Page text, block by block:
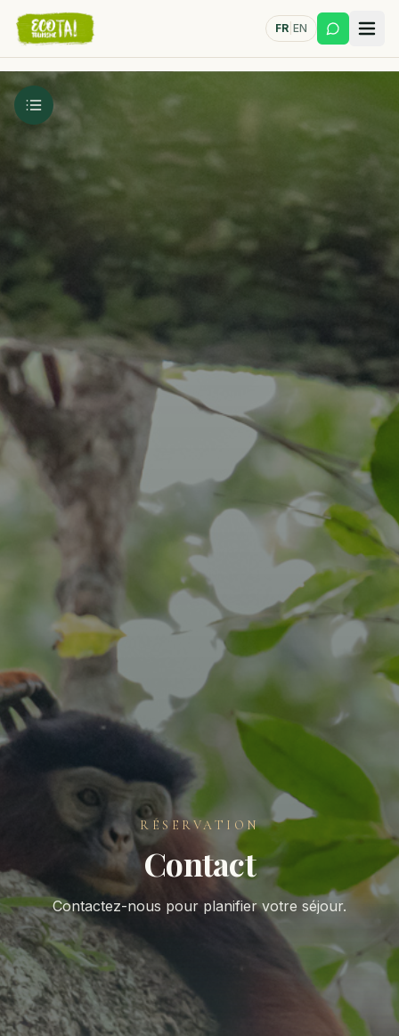
FR EN
RÉSERVATION
Contact
Contactez-nous pour planifier votre séjour.